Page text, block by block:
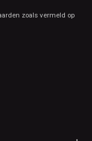
zoals vermeld op